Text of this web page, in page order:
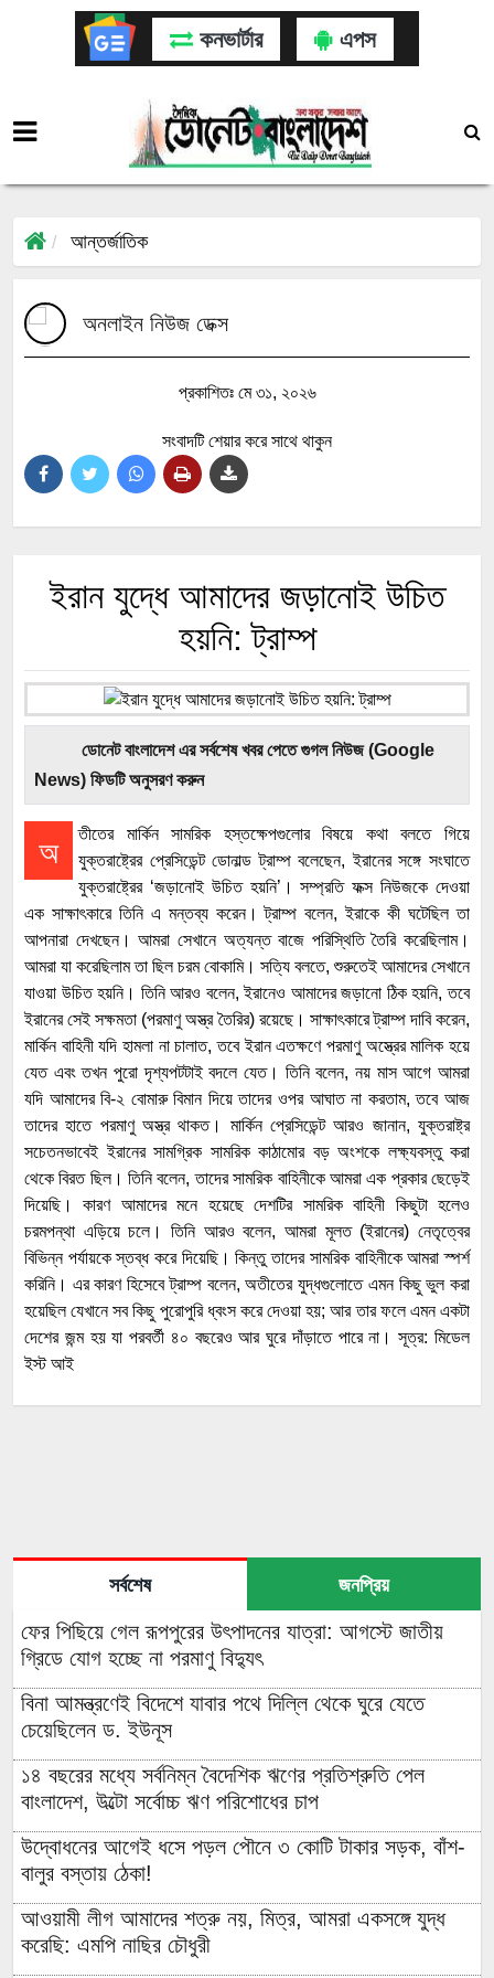
কনভার্টার এপস
আন্তর্জাতিক
অনলাইন নিউজ ডেক্স
প্রকাশিতঃ মে ৩১, ২০২৬
সংবাদটি শেয়ার করে সাথে থাকুন
ইরান যুদ্ধে আমাদের জড়ানোই উচিত
হয়নি: ট্রাম্প
ডোনেট বাংলাদেশ এর সর্বশেষ খবর পেতে গুগল নিউজ (Google
News) ফিডটি অনুসরণ করুন
অ
তীতের মার্কিন সামরিক হস্তক্ষেপগুলোর বিষয়ে কথা বলতে গিয়ে
যুক্তরাষ্ট্রের প্রেসিডেন্ট ডোনাল্ড ট্রাম্প বলেছেন, ইরানের সঙ্গে সংঘাতে
যুক্তরাষ্ট্রের ‘জড়ানোই উচিত হয়নি’। সম্প্রতি ফক্স নিউজকে দেওয়া
এক সাক্ষাৎকারে তিনি এ মন্তব্য করেন। ট্রাম্প বলেন, ইরাকে কী ঘটেছিল তা
আপনারা দেখছেন। আমরা সেখানে অত্যন্ত বাজে পরিস্থিতি তৈরি করেছিলাম।
আমরা যা করেছিলাম তা ছিল চরম বোকামি। সত্যি বলতে, শুরুতেই আমাদের সেখানে
যাওয়া উচিত হয়নি। তিনি আরও বলেন, ইরানেও আমাদের জড়ানো ঠিক হয়নি, তবে
ইরানের সেই সক্ষমতা (পরমাণু অস্ত্র তৈরির) রয়েছে। সাক্ষাৎকারে ট্রাম্প দাবি করেন,
মার্কিন বাহিনী যদি হামলা না চালাত, তবে ইরান এতক্ষণে পরমাণু অস্ত্রের মালিক হয়ে
যেত এবং তখন পুরো দৃশ্যপটটাই বদলে যেত। তিনি বলেন, নয় মাস আগে আমরা
যদি আমাদের বি-২ বোমারু বিমান দিয়ে তাদের ওপর আঘাত না করতাম, তবে আজ
তাদের হাতে পরমাণু অস্ত্র থাকত। মার্কিন প্রেসিডেন্ট আরও জানান, যুক্তরাষ্ট্র
সচেতনভাবেই ইরানের সামগ্রিক সামরিক কাঠামোর বড় অংশকে লক্ষ্যবস্তু করা
থেকে বিরত ছিল। তিনি বলেন, তাদের সামরিক বাহিনীকে আমরা এক প্রকার ছেড়েই
দিয়েছি। কারণ আমাদের মনে হয়েছে দেশটির সামরিক বাহিনী কিছুটা হলেও
চরমপন্থা এড়িয়ে চলে। তিনি আরও বলেন, আমরা মূলত (ইরানের) নেতৃত্বের
বিভিন্ন পর্যায়কে স্তব্ধ করে দিয়েছি। কিন্তু তাদের সামরিক বাহিনীকে আমরা স্পর্শ
করিনি। এর কারণ হিসেবে ট্রাম্প বলেন, অতীতের যুদ্ধগুলোতে এমন কিছু ভুল করা
হয়েছিল যেখানে সব কিছু পুরোপুরি ধ্বংস করে দেওয়া হয়; আর তার ফলে এমন একটা
দেশের জন্ম হয় যা পরবর্তী ৪০ বছরেও আর ঘুরে দাঁড়াতে পারে না। সূত্র: মিডেল
ইস্ট আই
সর্বশেষ জনপ্রিয়
ফের পিছিয়ে গেল রূপপুরের উৎপাদনের যাত্রা: আগস্টে জাতীয়
গ্রিডে যোগ হচ্ছে না পরমাণু বিদ্যুৎ
বিনা আমন্ত্রণেই বিদেশে যাবার পথে দিল্লি থেকে ঘুরে যেতে
চেয়েছিলেন ড. ইউনূস
১৪ বছরের মধ্যে সর্বনিম্ন বৈদেশিক ঋণের প্রতিশ্রুতি পেল
বাংলাদেশ, উল্টো সর্বোচ্চ ঋণ পরিশোধের চাপ
উদ্বোধনের আগেই ধসে পড়ল পৌনে ৩ কোটি টাকার সড়ক, বাঁশ-
বালুর বস্তায় ঠেকা!
আওয়ামী লীগ আমাদের শত্রু নয়, মিত্র, আমরা একসঙ্গে যুদ্ধ
করেছি: এমপি নাছির চৌধুরী